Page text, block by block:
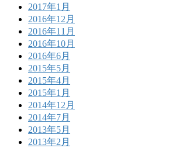
2017年1月
2016年12月
2016年11月
2016年10月
2016年6月
2015年5月
2015年4月
2015年1月
2014年12月
2014年7月
2013年5月
2013年2月